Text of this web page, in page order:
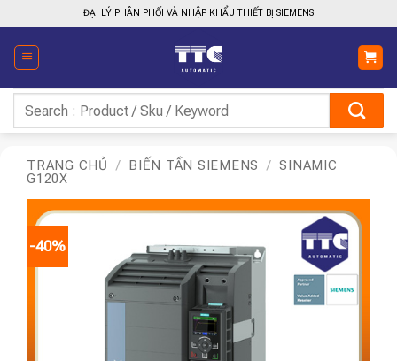
qua
nội
dung
ĐẠI LÝ PHÂN PHỐI VÀ NHẬP KHẨU THIẾT BỊ SIEMENS
kiếm:
TRANG CHỦ / BIẾN TẦN SIEMENS / SINAMIC
G120X
-40%